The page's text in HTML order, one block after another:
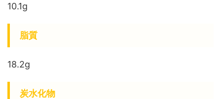
10.1g
脂質
18.2g
炭水化物